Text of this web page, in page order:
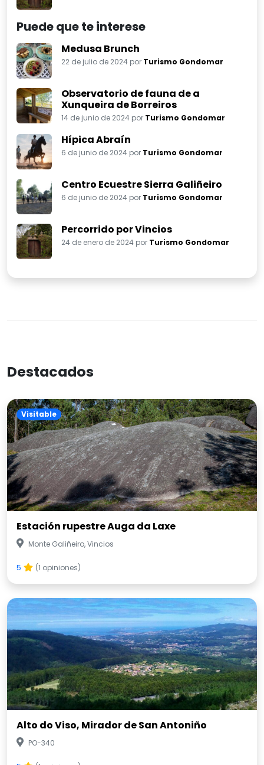
Observatorio de fauna de a
Xunqueira de Borreiros
Hípica Abraín
6 de junio de 2024 porTurismo Gondomar
Centro Ecuestre Sierra Galiñeiro
6 de junio de 2024 por Turismo Gondomar
Percorrido por Vincios
24 de enero de 2024 porTurismo Gondomar
Visitable
Estación rupestre Auga da Laxe
Monte Galiñeiro, Vincios
5 (1 opiniones)
Alto do Viso, Mirador de San Antoniño
PO-340
5 (1 opiniones)